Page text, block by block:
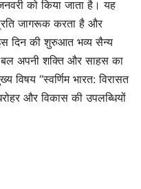
को किया जाता है। यह
जागरूक करता है और
दिन की शुरुआत भव्य सैन्य
अपनी शक्ति और साहस का
विषय “स्वर्णिम भारत: विरासत
और विकास की उपलब्धियों